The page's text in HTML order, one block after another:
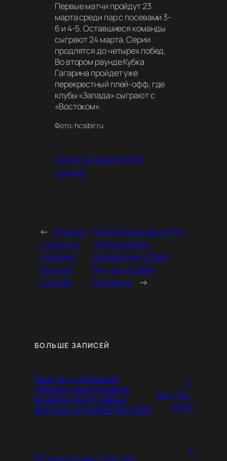
Первые матчи пройдут 23
марта среди пар с посевами 3-
6 и 4-5. Оставшиеся команды
сыграют 24 марта. Серии
продлятся до четырех побед.
Во втором раунде Кубка
Гагарина пройдет уже
перекрестный плей-офф, где
клубы «Запада» сыграют с
«Востоком».
Фото: hcsibir.ru
Кубок Гагарина КХЛ
хоккей
← Игрока
«Ахмата»
увезли с
поля на
скорой
Покер Кордобы и 5:0:
«Краснодар»
разгромил «Пари
НН» и отразил
пенальти →
БОЛЬШЕ ЗАПИСЕЙ
Защитник сборной
Узбекистана Хусанов
вошел в топ-6 самых
быстрых игроков ЧМ-2026
8
августа,
2026
7